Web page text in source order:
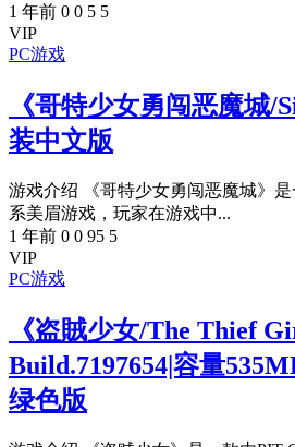
1 年前 0 0 5 5
VIP
PC游戏
《哥特少女勇闯恶魔城/
装中文版
游戏介绍 《哥特少女勇闯恶魔城》是
系美眉游戏，玩家在游戏中...
1 年前 0 0 95 5
VIP
PC游戏
《盗賊少女/The Thief
Build.7197654|容量
绿色版